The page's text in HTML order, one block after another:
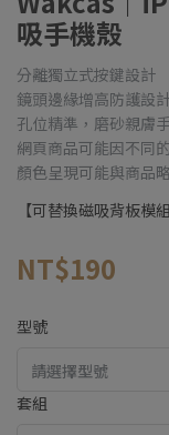
吸手機殼
分離獨立式按鍵設計
鏡頭邊緣增高防護設
孔位精準，磨砂親膚
網頁商品可能因不同
顏色呈現可能與商品
【可替換磁吸背板模
NT$190
型號
請選擇型號
套組